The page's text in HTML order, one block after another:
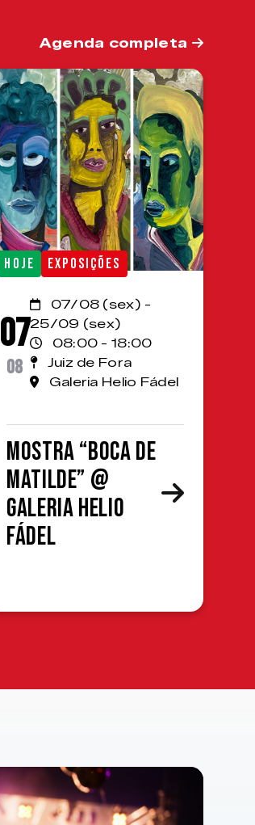
Agenda completa
HOJE EXPOSIÇÕES
07
08
07/08 (sex) -
25/09 (sex)
08:00 - 18:00
Juiz de Fora
Galeria Helio Fádel
Mostra “Boca de
Matilde” @
Galeria Helio
Fádel